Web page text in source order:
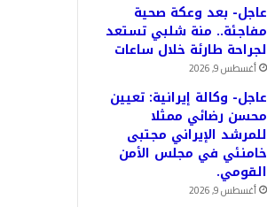
عاجل- بعد وعكة صحية
مفاجئة.. منة شلبي تستعد
لجراحة طارئة خلال ساعات
أغسطس 9, 2026
عاجل- وكالة إيرانية: تعيين
محسن رضائي ممثلا
للمرشد الإيراني مجتبى
خامنئي في مجلس الأمن
القومي.
أغسطس 9, 2026